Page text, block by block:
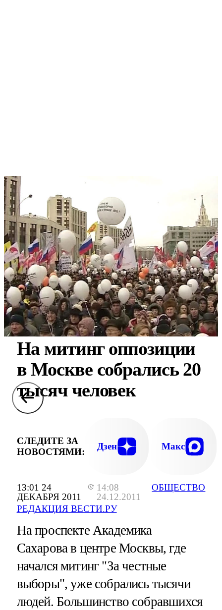
13:01 24
ДЕКАБРЯ 2011
14:08
24.12.2011
РЕДАКЦИЯ ВЕСТИ.РУ
ОБЩЕСТВО
На митинг оппозиции
в Москве собрались 20
тысяч человек
СЛЕДИТЕ ЗА
НОВОСТЯМИ:
Дзен Макс
На проспекте Академика
Сахарова в центре Москвы, где
начался митинг "За честные
выборы", уже собрались тысячи
людей. Большинство собравшихся